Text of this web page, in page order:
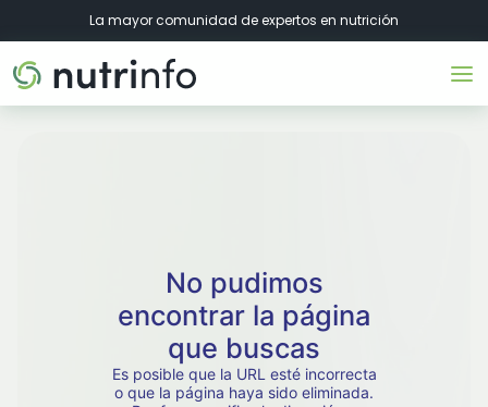
La mayor comunidad de expertos en nutrición
No pudimos
encontrar la página
que buscas
Es posible que la URL esté incorrecta
o que la página haya sido eliminada.